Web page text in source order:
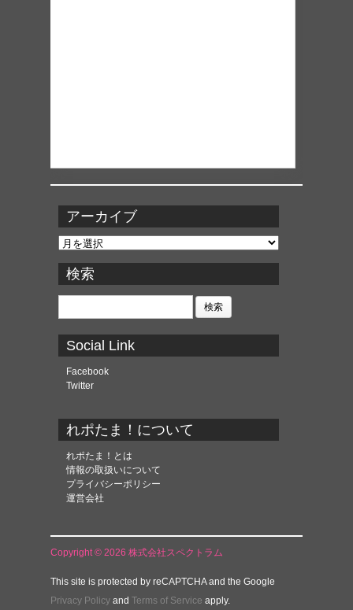
アーカイブ
ア
カ
イ
ブ
検索
検
Social Link
Facebook
Twitter
れポたま！について
れポたま！とは
情報の取扱いについて
プライバシーポリシー
運営会社
Copyright © 2026 株式会社スペクトラム
This site is protected by reCAPTCHA and the Google
Privacy Policy and Terms of Service apply.